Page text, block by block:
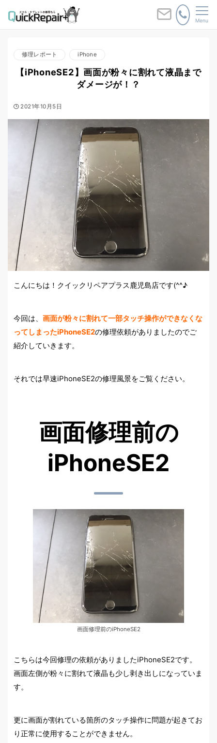
Menu
修理レポート iPhone
【iPhoneSE2】画面が粉々に割れて液晶まで
ダメージが！？
2021年10月5日
こんにちは！クイックリペアプラス鹿児島店です(^^♪
今回は、 画面が粉々に割れて一部タッチ操作ができなくな
ってしまったiPhoneSE2の修理依頼がありましたのでご
紹介していきます。
それでは早速iPhoneSE2の修理風景をご覧ください。
画面修理前の
iPhoneSE2
画面修理前のiPhoneSE2
こちらは今回修理の依頼がありましたiPhoneSE2です。
画面左側が粉々に割れて液晶も少し剥き出しになっていま
す。
更に画面が割れている箇所のタッチ操作に問題が起きてお
り正常に使用することができません。